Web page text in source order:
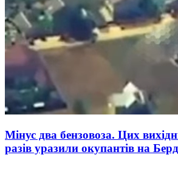
Мінус два бензовоза. Цих
разів уразили окупантів на